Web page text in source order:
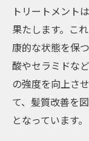
トリートメント
果たします。こ
康的な状態を保
酸やセラミドな
の強度を向上さ
て、髪質改善を
となっています。